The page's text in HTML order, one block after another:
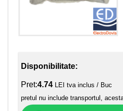
Disponibilitate:
Pret:4.74 LEI tva inclus / Buc
pretul nu include transportul,